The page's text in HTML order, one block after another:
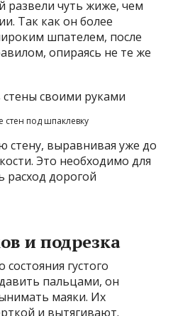
развели чуть жиже, чем
Так как он более
шпателем, после
опираясь не те же
под шпаклевку
стену, выравнивая уже до
Это необходимо для
расход дорогой
и подрезка
густого
пальцами, он
маяки. Их
и вытягивают.